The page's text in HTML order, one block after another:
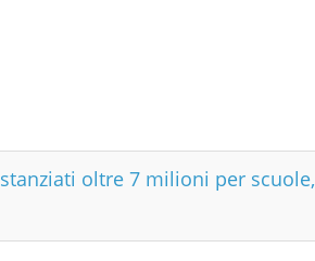
oltre 7 milioni per scuole,